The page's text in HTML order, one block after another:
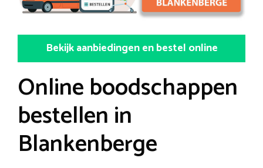
Bekijk aanbiedingen en bestel online
Online boodschappen
bestellen in
Blankenberge